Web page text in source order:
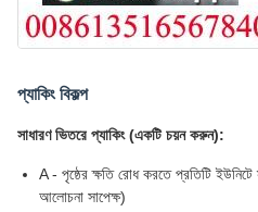
প্যাকিং বিকল্প
সাধারণ ভিতরে প্যাকিং (একটি চয়ন করুন):
A - পৃষ্ঠের ক্ষতি রোধ করতে প্রতিটি ইউনিটে
আলোচনা সাপেক্ষ)